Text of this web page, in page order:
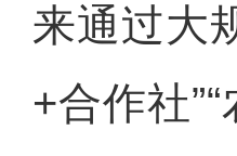
来通过大
+合作社